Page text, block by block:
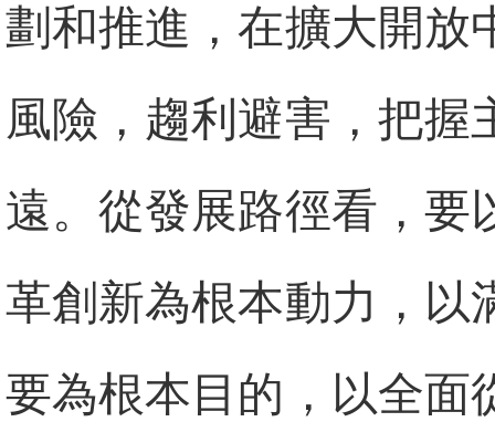
劃和推進，在擴大開放
風險，趨利避害，把握
遠。從發展路徑看，要
革創新為根本動力，以
要為根本目的，以全面